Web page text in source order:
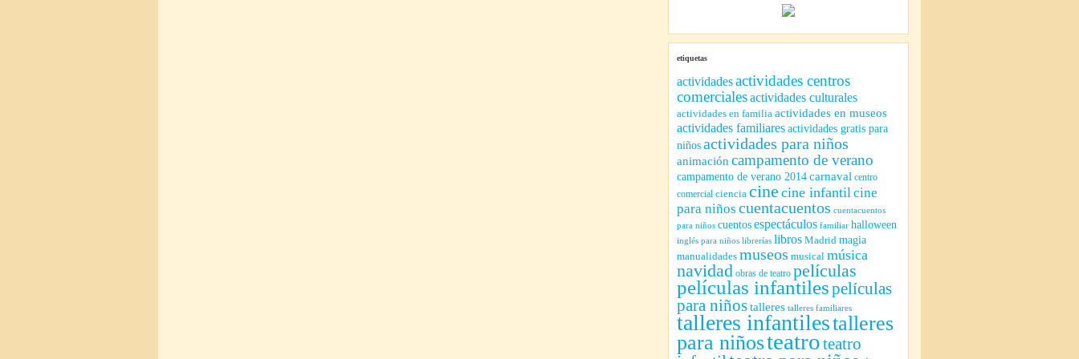
etiquetas
actividadesactividades centros
comercialesactividades culturales
actividades en familia actividades en museos
actividades familiaresactividades gratis para
niñosactividades para niños
animación campamento de verano
campamento de verano 2014carnaval centro
comercial ciencia cine cine infantilcine
para niños cuentacuentos cuentacuentos
para niños cuentosespectáculos familiar halloween
inglés para niños librerías libros Madrid magia
manualidades museos musical música
navidad obras de teatro películas
películas infantilespelículas
para niñostalleres talleres familiares
talleres infantilestalleres
para niñosteatroteatro